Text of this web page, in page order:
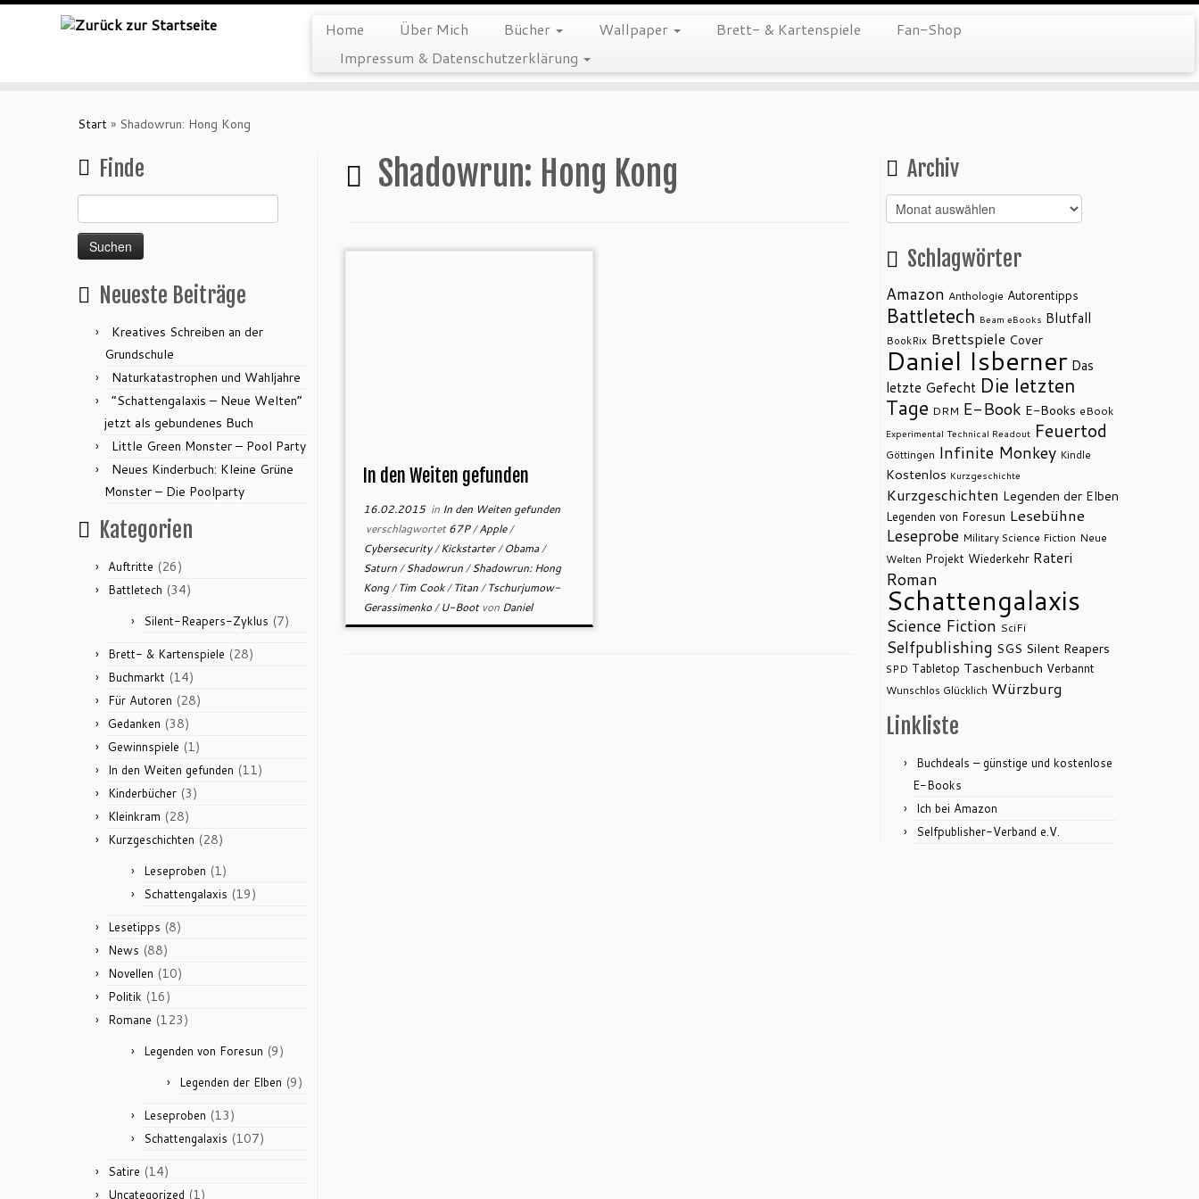
Home Über Mich Bücher Wallpaper Brett- & Kartenspiele
Fan-Shop
Impressum & Datenschutzerklärung
Start » Shadowrun: Hong Kong
Finde
nach:
Neueste Beiträge
Kreatives Schreiben an der
Grundschule
Naturkatastrophen und Wahljahre
“Schattengalaxis – Neue Welten”
jetzt als gebundenes Buch
Little Green Monster – Pool Party
Neues Kinderbuch: Kleine Grüne
Monster – Die Poolparty
Kategorien
Auftritte (26)
Battletech (34)
Silent-Reapers-Zyklus (7)
Brett- & Kartenspiele (28)
Buchmarkt (14)
Für Autoren (28)
Gedanken (38)
Gewinnspiele (1)
In den Weiten gefunden (11)
Kinderbücher (3)
Kleinkram (28)
Kurzgeschichten (28)
Leseproben (1)
Schattengalaxis (19)
Lesetipps (8)
News (88)
Novellen (10)
Politik (16)
Romane (123)
Legenden von Foresun (9)
Legenden der Elben (9)
Leseproben (13)
Schattengalaxis (107)
Satire (14)
Uncategorized (1)
Shadowrun: Hong Kong
In den Weiten gefunden
16.02.2015in In den Weiten gefunden
verschlagwortet67P/Apple/
Cybersecurity/Kickstarter/Obama/
Saturn/Shadowrun/Shadowrun: Hong
Kong/Tim Cook/Titan/Tschurjumow-
Gerassimenko/U-Boot von Daniel
Archiv
Archiv
Schlagwörter
Amazon Anthologie Autorentipps
Battletech Beam eBooks Blutfall
BookRix Brettspiele Cover
Daniel Isberner Das
letzte Gefecht Die letzten
Tage DRM E-Book E-Books eBook
Experimental Technical Readout Feuertod
Göttingen Infinite Monkey Kindle
Kostenlos Kurzgeschichte
Kurzgeschichten Legenden der Elben
Legenden von Foresun Lesebühne
Leseprobe Military Science Fiction Neue
Welten Projekt Wiederkehr Rateri
Roman
Schattengalaxis
Science Fiction SciFi
Selfpublishing SGS Silent Reapers
SPD Tabletop Taschenbuch Verbannt
Wunschlos Glücklich Würzburg
Linkliste
Buchdeals – günstige und kostenlose
E-Books
Ich bei Amazon
Selfpublisher-Verband e.V.